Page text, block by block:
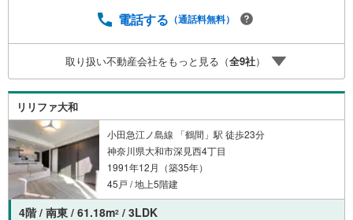
電話する （通話料無料）
取り扱い不動産会社をもっと見る（全9社）
リリファ大和
小田急江ノ島線 「鶴間」駅 徒歩23分
神奈川県大和市深見西4丁目
1991年12月（築35年）
45戸 / 地上5階建
4階 / 南東 / 61.18m2 / 3LDK